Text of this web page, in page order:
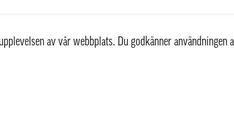
av vår webbplats. Du godkänner användningen